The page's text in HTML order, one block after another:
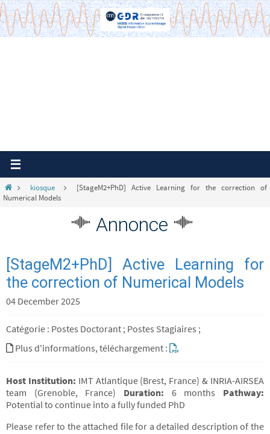
Passer
vers
le
Homekiosque
[StageM2+PhD] Active Learning for the correction of
Numerical Models
Annonce
[StageM2+PhD] Active Learning for
the correction of Numerical Models
04 December 2025
Catégorie : Postes Doctorant ; Postes Stagiaires ;
Plus d'informations, téléchargement :
Host Institution: IMT Atlantique (Brest, France) & INRIA-AIRSEA
team (Grenoble, France) Duration: 6 months Pathway:
Potential to continue into a fully funded PhD
Please refer to the attached file for a detailed description of the